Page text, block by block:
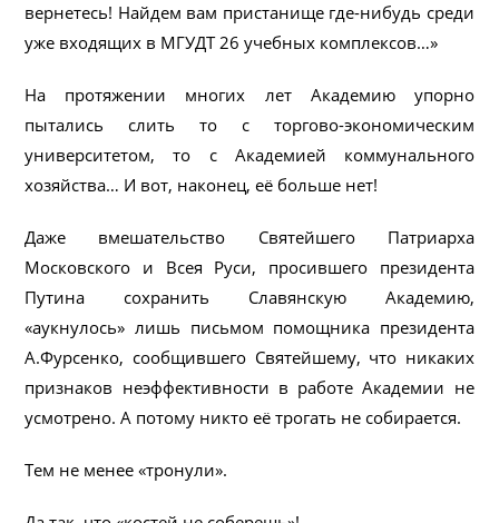
вернетесь! Найдем вам пристанище где-нибудь среди
уже входящих в МГУДТ 26 учебных комплексов…»
На протяжении многих лет Академию упорно
пытались слить то с торгово-экономическим
университетом, то с Академией коммунального
хозяйства… И вот, наконец, её больше нет!
Даже вмешательство Святейшего Патриарха
Московского и Всея Руси, просившего президента
Путина сохранить Славянскую Академию,
«аукнулось» лишь письмом помощника президента
А.Фурсенко, сообщившего Святейшему, что никаких
признаков неэффективности в работе Академии не
усмотрено. А потому никто её трогать не собирается.
Тем не менее «тронули».